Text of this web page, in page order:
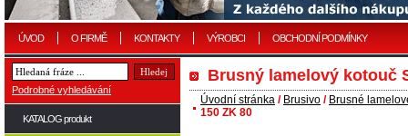
ÚVOD O FIRMĚ KONTAKTY VÝROBCI OBCHODNÍ PODMÍNKY
Brusný lamelový kotouč
Úvodní stránka / Brusivo / Brusné
150 ZK 80
Podrobné vyhledávání
KATALOG produkt